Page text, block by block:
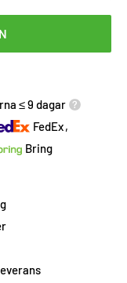
≤ 9 dagar
FedEx
Bring